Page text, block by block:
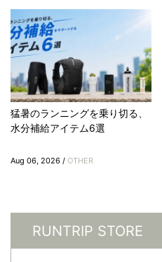
猛暑のランニングを乗り切る、
水分補給アイテム6選
Aug 06, 2026 / OTHER
RUNTRIP STORE